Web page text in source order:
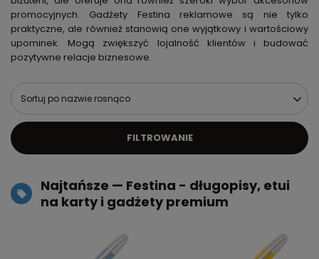
promocyjnych. Gadżety Festina reklamowe są nie tylko
praktyczne, ale również stanowią one wyjątkowy i wartościowy
upominek. Mogą zwiększyć lojalność klientów i budować
pozytywne relacje biznesowe.
Sortuj po nazwie rosnąco
FILTROWANIE
Najtańsze — Festina - długopisy, etui
na karty i gadżety premium